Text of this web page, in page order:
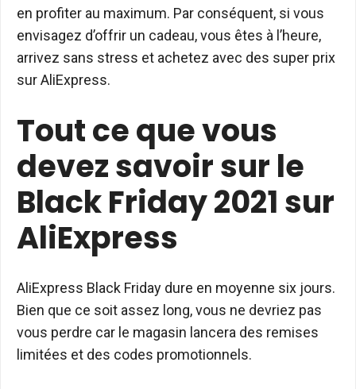
en profiter au maximum. Par conséquent, si vous
envisagez d’offrir un cadeau, vous êtes à l’heure,
arrivez sans stress et achetez avec des super prix
sur AliExpress.
Tout ce que vous
devez savoir sur le
Black Friday 2021 sur
AliExpress
AliExpress Black Friday dure en moyenne six jours.
Bien que ce soit assez long, vous ne devriez pas
vous perdre car le magasin lancera des remises
limitées et des codes promotionnels.